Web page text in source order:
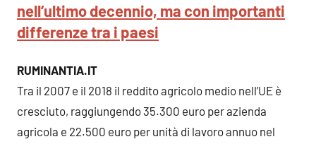
nell’ultimo decennio, ma con importanti
differenze tra i paesi
RUMINANTIA.IT
Tra il 2007 e il 2018 il reddito agricolo medio nell’UE è
cresciuto, raggiungendo 35.300 euro per azienda
agricola e 22.500 euro per unità di lavoro annuo nel